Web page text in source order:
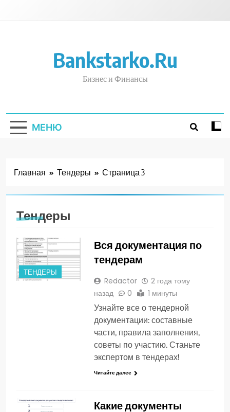
Bankstarko.ru
Бизнес и Финансы
МЕНЮ
Главная Тендеры Страница 3
Тендеры
ТЕНДЕРЫ
Вся документация по
тендерам
Redactor
2 года тому
назад
0 1 минуты
Узнайте все о тендерной
документации: составные
части, правила заполнения,
советы по участию. Станьте
экспертом в тендерах!
Читайте далее
Какие документы